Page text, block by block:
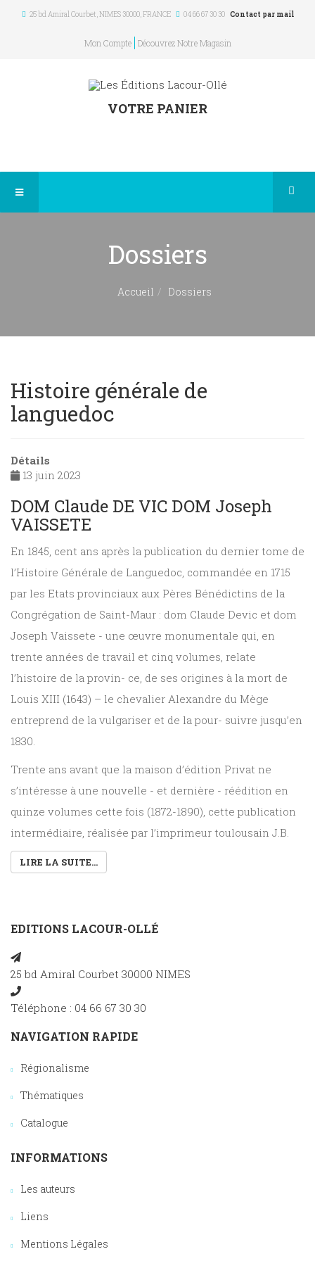
25 bd Amiral Courbet, NIMES 30000,FRANCE 04 66 67 30 30 Contact par mail
Mon Compte Découvrez Notre Magasin
VOTRE PANIER
Dossiers
Accueil Dossiers
Histoire générale de
languedoc
Détails
13 juin 2023
DOM Claude DE VIC DOM Joseph
VAISSETE
En 1845, cent ans après la publication du dernier tome de
l’Histoire Générale de Languedoc, commandée en 1715
par les Etats provinciaux aux Pères Bénédictins de la
Congrégation de Saint-Maur : dom Claude Devic et dom
Joseph Vaissete - une œuvre monumentale qui, en
trente années de travail et cinq volumes, relate
l’histoire de la provin- ce, de ses origines à la mort de
Louis XIII (1643) – le chevalier Alexandre du Mège
entreprend de la vulgariser et de la pour- suivre jusqu’en
1830.
Trente ans avant que la maison d’édition Privat ne
s’intéresse à une nouvelle - et dernière - réédition en
quinze volumes cette fois (1872-1890), cette publication
intermédiaire, réalisée par l’imprimeur toulousain J.B.
LIRE LA SUITE...
EDITIONS LACOUR-OLLÉ
25 bd Amiral Courbet 30000 NIMES
Téléphone : 04 66 67 30 30
NAVIGATION RAPIDE
Régionalisme
Thématiques
Catalogue
INFORMATIONS
Les auteurs
Liens
Mentions Légales